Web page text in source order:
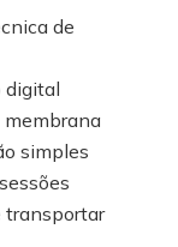
de
digital
simples
transportar